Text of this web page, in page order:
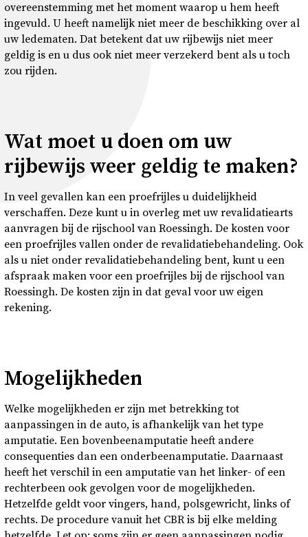
overeenstemming met het moment waarop u hem heeft
ingevuld. U heeft namelijk niet meer de beschikking over al
uw ledematen. Dat betekent dat uw rijbewijs niet meer
geldig is en u dus ook niet meer verzekerd bent als u toch
zou rijden.
Wat moet u doen om uw
rijbewijs weer geldig te maken?
In veel gevallen kan een proefrijles u duidelijkheid
verschaffen. Deze kunt u in overleg met uw revalidatiearts
aanvragen bij de rijschool van Roessingh. De kosten voor
een proefrijles vallen onder de revalidatiebehandeling. Ook
als u niet onder revalidatiebehandeling bent, kunt u een
afspraak maken voor een proefrijles bij de rijschool van
Roessingh. De kosten zijn in dat geval voor uw eigen
rekening.
Mogelijkheden
Welke mogelijkheden er zijn met betrekking tot
aanpassingen in de auto, is afhankelijk van het type
amputatie. Een bovenbeenamputatie heeft andere
consequenties dan een onderbeenamputatie. Daarnaast
heeft het verschil in een amputatie van het linker- of een
rechterbeen ook gevolgen voor de mogelijkheden.
Hetzelfde geldt voor vingers, hand, polsgewricht, links of
rechts. De procedure vanuit het CBR is bij elke melding